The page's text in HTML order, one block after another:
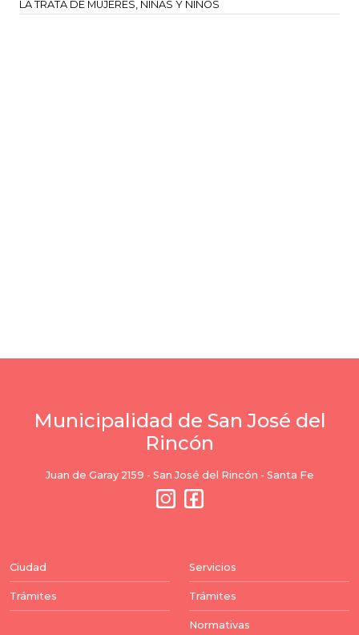
LA TRATA DE MUJERES, NIÑAS Y NIÑOS
Municipalidad de San José del
Rincón
Juan de Garay 2159 - San José del Rincón - Santa Fe
Ciudad
Trámites
Servicios
Trámites
Normativas